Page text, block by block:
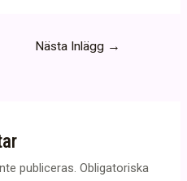
Nästa Inlägg →
publiceras. Obligatoriska